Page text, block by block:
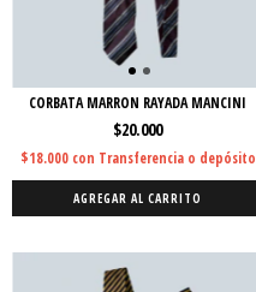
CORBATA MARRON RAYADA MANCINI
$20.000
$18.000 con Transferencia o depósito
AGREGAR AL CARRITO